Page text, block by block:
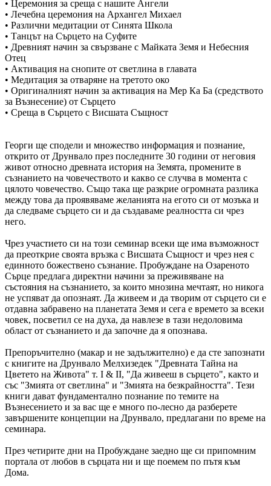
• Церемония за среща с нашите Ангели
• Лечебна церемония на Архангел Михаел
• Различни медитации от Синята Школа
• Танцът на Сърцето на Суфите
• Древният начин за свързване с Майката Земя и Небесния
Отец
• Активация на снопите от светлина в главата
• Медитация за отваряне на третото око
• Оригиналният начин за активация на Мер Ка Ба (средството
за Възнесение) от Сърцето
• Среща в Сърцето с Висшата Същност
Георги ще сподели и множество информация и познание,
открито от Друнвало през последните 30 години от неговия
живот относно древната история на Земята, промените в
съзнанието на човечеството и какво се случва в момента с
цялото човечество. Също така ще разкрие огромната разлика
между това да проявяваме желанията на егото си от мозъка и
да следваме сърцето си и да създаваме реалността си чрез
него.
Чрез участието си на този семинар всеки ще има възможност
да преоткрие своята връзка с Висшата Същност и чрез нея с
единното божествено съзнание. Пробуждане на Озареното
Сърце предлага директни начини за преживяване на
състояния на съзнанието, за които мнозина мечтаят, но никога
не успяват да опознаят. Да живеем и да творим от сърцето си е
отдавна забравено на планетата Земя и сега е времето за всеки
човек, посветил се на духа, да навлезе в тази недоловима
област от съзнанието и да започне да я опознава.
Препоръчително (макар и не задължително) е да сте запознати
с книгите на Друнвало Мелхизедек "Древната Тайна на
Цветето на Живота" т. I & II, "Да живееш в сърцето", както и
със "Змията от светлина" и "Змията на безкрайността". Тези
книги дават фундаментално познание по темите на
Възнесението и за вас ще е много по-лесно да разберете
завършените концепции на Друнвало, предлагани по време на
семинара.
През четирите дни на Пробуждане заедно ще си припомним
портала от любов в сърцата ни и ще поемем по пътя към
Дома.